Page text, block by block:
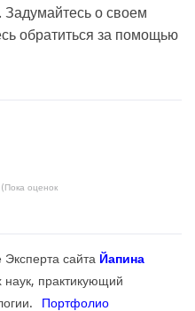
Задумайтесь о своем
обратиться за помощью
(Пока оценок
сайта Йапина
наук, практикующий
Портфолио